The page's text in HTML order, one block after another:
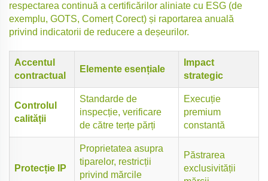
respectarea continuă a certificărilor aliniate cu ESG (de
exemplu, GOTS, Comerț Corect) și raportarea anuală
privind indicatorii de reducere a deșeurilor.
Accentul
contractual
Elemente esențiale
Impact
strategic
Controlul
calității
Standarde de
inspecție, verificare
de către terțe părți
Execuție
premium
constantă
Protecție IP
Proprietatea asupra
tiparelor, restricții
privind mărcile
Păstrarea
exclusivității